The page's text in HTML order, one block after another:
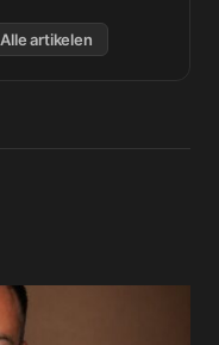
Alle artikelen